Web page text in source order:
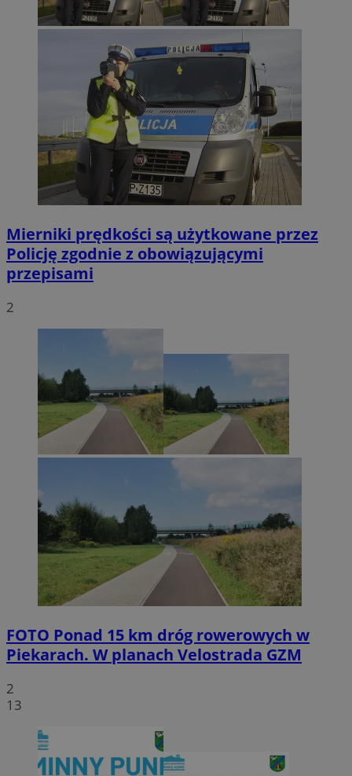
Mierniki prędkości są użytkowane przez
Policję zgodnie z obowiązującymi
przepisami
2
FOTO Ponad 15 km dróg rowerowych w
Piekarach. W planach Velostrada GZM
2
13